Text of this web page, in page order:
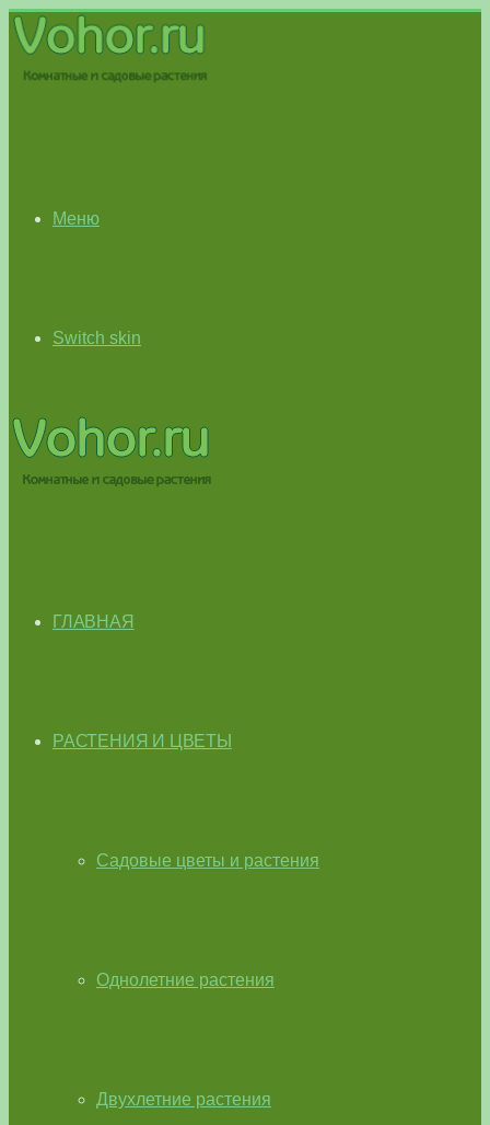
Меню
Switch skin
ГЛАВНАЯ
РАСТЕНИЯ И ЦВЕТЫ
Садовые цветы и растения
Однолетние растения
Двухлетние растения